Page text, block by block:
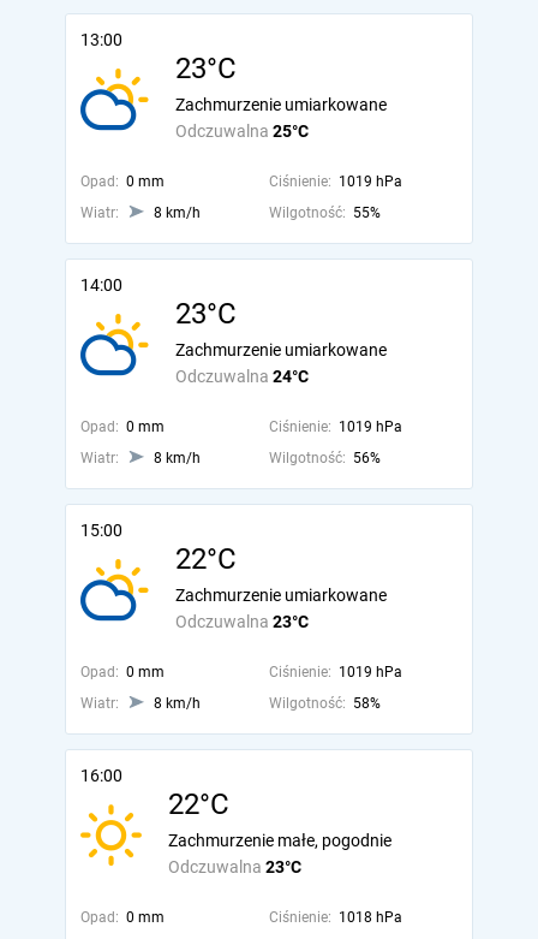
13:00
23°C
Odczuwalna 25°C
Zachmurzenie umiarkowane
Opad: 0 mm Ciśnienie: 1019 hPa
Wiatr:
8 km/h Wilgotność: 55%
14:00
23°C
Odczuwalna 24°C
Zachmurzenie umiarkowane
Opad: 0 mm Ciśnienie: 1019 hPa
Wiatr:
8 km/h Wilgotność: 56%
15:00
22°C
Odczuwalna 23°C
Zachmurzenie umiarkowane
Opad: 0 mm Ciśnienie: 1019 hPa
Wiatr:
8 km/h Wilgotność: 58%
16:00
22°C
Odczuwalna 23°C
Zachmurzenie małe, pogodnie
Opad: 0 mm Ciśnienie: 1018 hPa